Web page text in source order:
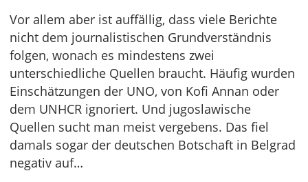
Vor allem aber ist auffällig, dass viele Berichte
nicht dem journalistischen Grundverständnis
folgen, wonach es mindestens zwei
unterschiedliche Quellen braucht. Häufig wurden
Einschätzungen der UNO, von Kofi Annan oder
dem UNHCR ignoriert. Und jugoslawische
Quellen sucht man meist vergebens. Das fiel
damals sogar der deutschen Botschaft in Belgrad
negativ auf…